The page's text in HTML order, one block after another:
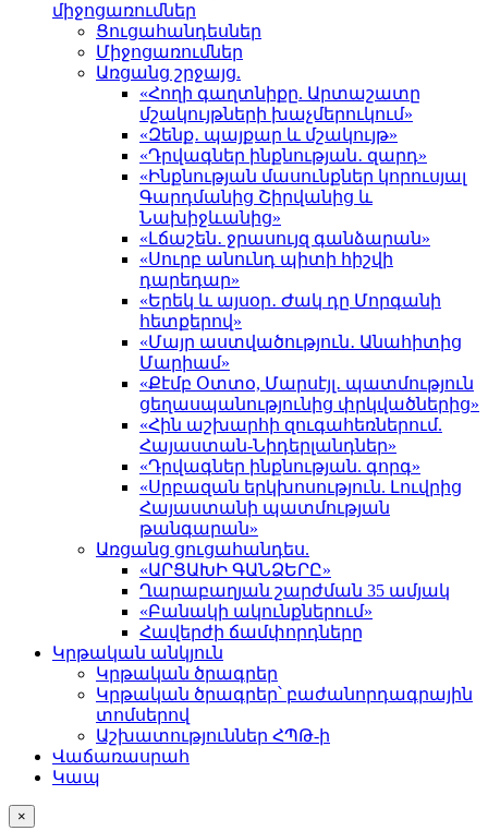
միջոցառումներ
Ցուցահանդեսներ
Միջոցառումներ
Առցանց շրջայց.
«Հողի գաղտնիքը. Արտաշատը
մշակույթների խաչմերուկում»
«Զենք․ պայքար և մշակույթ»
«Դրվագներ ինքնության․ զարդ»
«Ինքնության մասունքներ կորուսյալ
Գարդմանից Շիրվանից և
Նախիջևանից»
«Լճաշեն․ ջրասույզ գանձարան»
«Սուրբ անունդ պիտի հիշվի
դարեդար»
«Երեկ և այսօր․ Ժակ դը Մորգանի
հետքերով»
«Մայր աստվածություն․ Անահիտից
Մարիամ»
«Քէմբ Օտտօ, Մարսէյլ․ պատմություն
ցեղասպանությունից փրկվածներից»
«Հին աշխարհի զուգահեռներում.
Հայաստան-Նիդերլանդներ»
«Դրվագներ ինքնության. գորգ»
«Սրբազան երկխոսություն. Լուվրից
Հայաստանի պատմության
թանգարան»
Առցանց ցուցահանդես.
«ԱՐՑԱԽԻ ԳԱՆՁԵՐԸ»
Ղարաբաղյան շարժման 35 ամյակ
«Բանակի ակունքներում»
Հավերժի ճամփորդները
Կրթական անկյուն
Կրթական ծրագրեր
Կրթական ծրագրեր՝ բաժանորդագրային
տոմսերով
Աշխատություններ ՀՊԹ-ի
Վաճառասրահ
Կապ
×